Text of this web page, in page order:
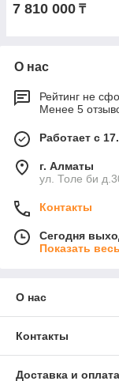
7 810 000 ₸
О нас
Рейтинг не
Менее 5
Работает с
г. Алматы
ул. Толе би
Контакты
Сегодня
Показать
О нас
Контакты
Доставка и оплата